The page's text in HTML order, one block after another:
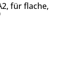
für flache,